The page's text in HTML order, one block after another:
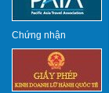
Chứng nhận